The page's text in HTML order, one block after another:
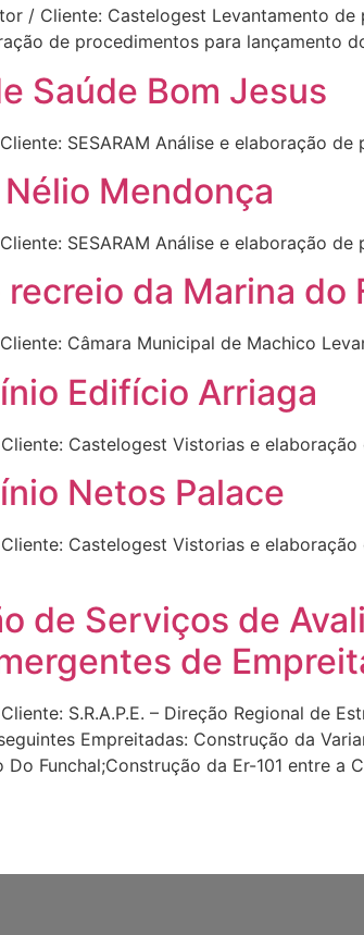
/ Cliente: Castelogest Levantamento
de procedimentos para lançamento
Saúde Bom Jesus
SESARAM Análise e elaboração
Mendonça
SESARAM Análise e elaboração
da Marina do
Câmara Municipal de Machico
Edifício Arriaga
Castelogest Vistorias e
Netos Palace
Castelogest Vistorias e
de Serviços de
de
S.R.A.P.E. – Direção Regional de
Empreitadas: Construção da
Funchal;Construção da Er-101 entre a